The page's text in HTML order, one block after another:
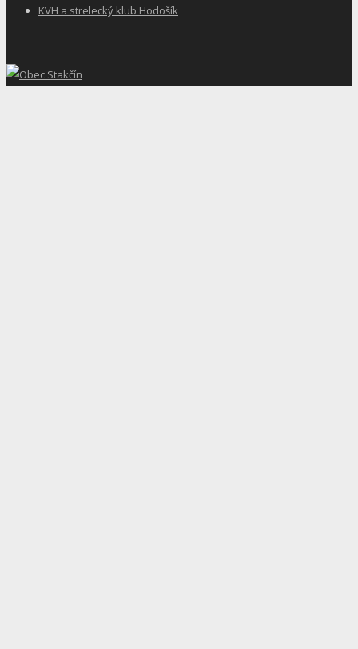
KVH a strelecký klub Hodošík